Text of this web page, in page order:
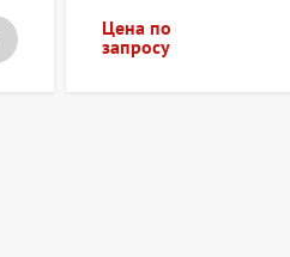
Цена по
запросу